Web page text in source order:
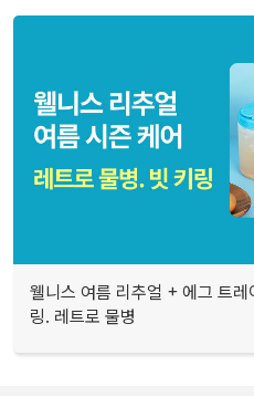
웰니스 여름 리추얼 + 에그 트레
링. 레트로 물병